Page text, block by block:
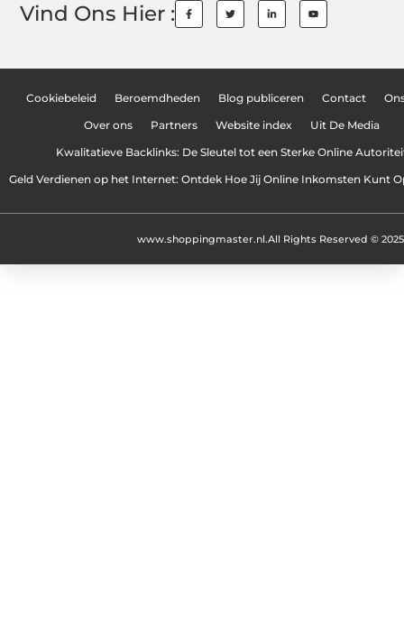
Vind Ons Hier :
Cookiebeleid Beroemdheden Blog publiceren Contact
Over ons Partners Website index Uit De Media
Kwalitatieve Backlinks: De Sleutel tot een Sterke Online
Geld Verdienen op het Internet: Ontdek Hoe Jij Online Inkomsten Kunt
All Rights Reserved © 2025
www.shoppingmaster.nl.